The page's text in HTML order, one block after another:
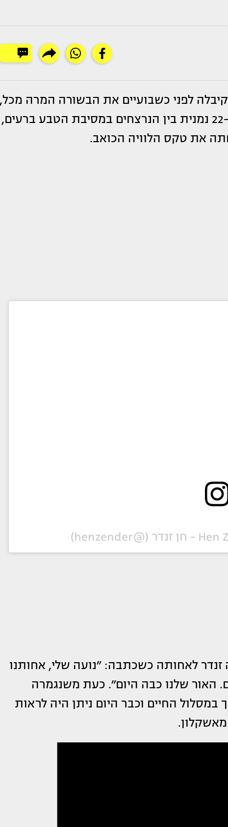
קיבלה לפני כשבועיים את הבשורה המרה מכל,
בת ה-22 נמנית בין הנרצחים במסיבת הטבע ברעים,
את טקס הלוויה הכואב.
לאחותה כשכתבה: ״נועה שלי, אחותנו
שלנו כבה היום״. כעת משנגמרה
החיים וכבר היום ניתן היה לראות